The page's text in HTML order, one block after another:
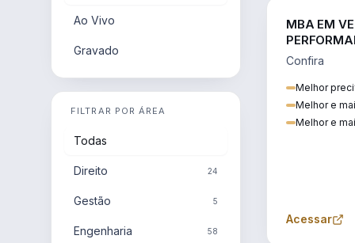
Ao Vivo
Gravado
FILTRAR POR ÁREA
Todas
Direito 24
Gestão 5
Engenharia 58
MBA EM
Confira
Melhor
Melhor e
Melhor e
Acessar